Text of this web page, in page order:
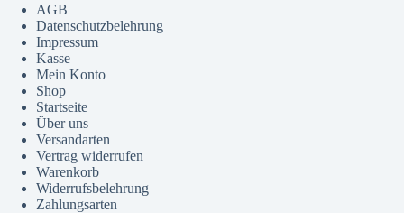
AGB
Datenschutzbelehrung
Impressum
Kasse
Mein Konto
Shop
Startseite
Über uns
Versandarten
Vertrag widerrufen
Warenkorb
Widerrufsbelehrung
Zahlungsarten